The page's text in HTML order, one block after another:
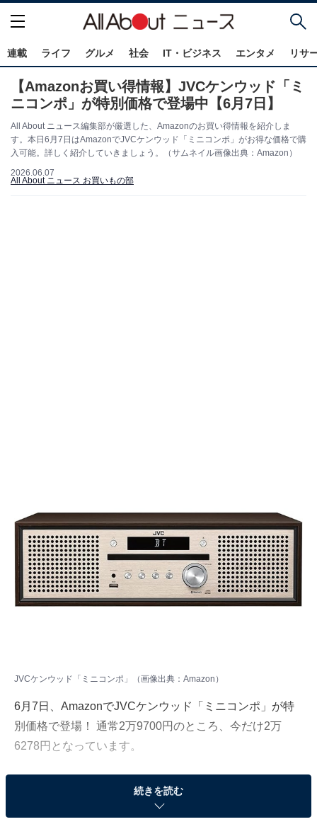
連載 ライフ グルメ 社会 IT・ビジネス エンタメ リサ
【Amazonお買い得情報】JVCケンウッド「ミ
ニコンポ」が特別価格で登場中【6月7日】
All About ニュース編集部が厳選した、Amazonのお買い得情報を紹介しま
す。本日6月7日はAmazonでJVCケンウッド「ミニコンポ」がお得な価格で購
入可能。詳しく紹介していきましょう。（サムネイル画像出典：Amazon）
2026.06.07
All About ニュース お買いもの部
JVCケンウッド「ミニコンポ」（画像出典：Amazon）
6月7日、 AmazonでJVCケンウッド「ミニコンポ」が特
別価格で登場！ 通常2万9700円のところ、今だけ2万
6278円となっています。
そのほかにも注目の商品がラインナップされているので,
あわせて紹介していきましょう。
続きを読む